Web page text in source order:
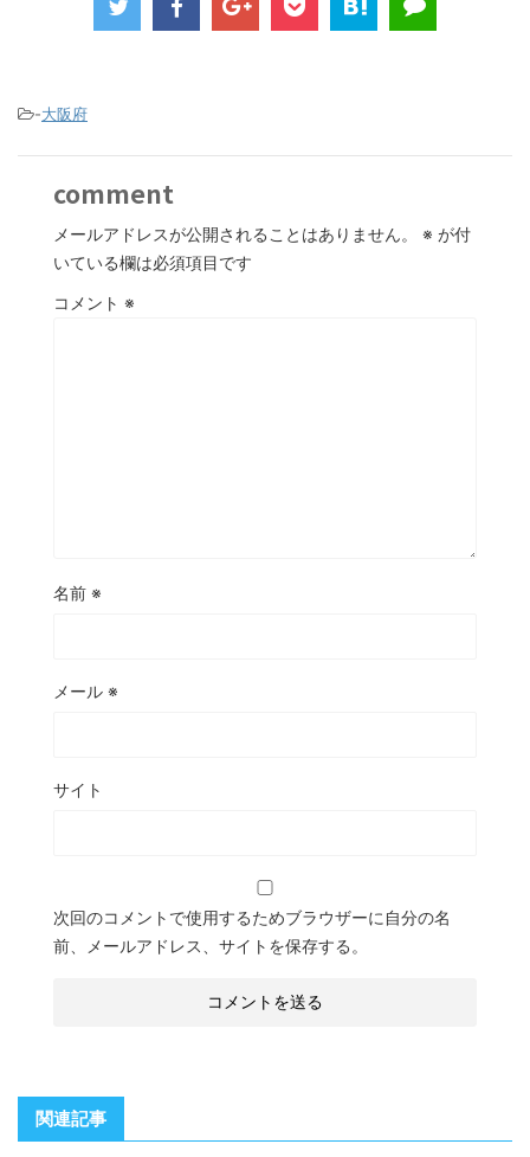
-大阪府
comment
メールアドレスが公開されることはありません。 ※ が付
いている欄は必須項目です
コメント ※
名前 ※
メール ※
サイト
次回のコメントで使用するためブラウザーに自分の名
前、メールアドレス、サイトを保存する。
関連記事